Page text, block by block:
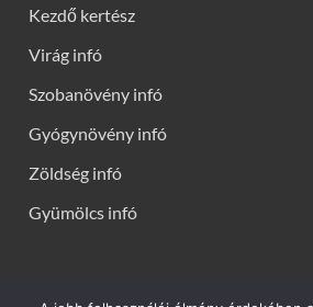
Kezdő kertész
Virág infó
Szobanövény infó
Gyógynövény infó
Zöldség infó
Gyümölcs infó